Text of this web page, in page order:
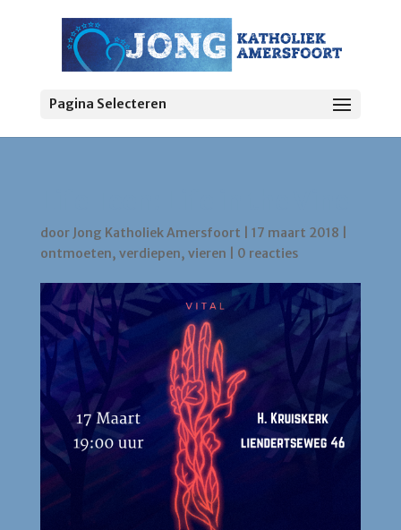
Pagina Selecteren
door Jong Katholiek Amersfoort 17 maart 2018
ontmoeten, verdiepen, vieren 0 reacties